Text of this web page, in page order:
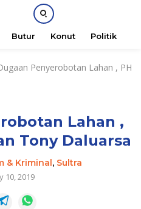
Butur Konut Politik
Penyerobotan Lahan , PH
Lahan ,
Tony Daluarsa
& Kriminal, Sultra
10, 2019